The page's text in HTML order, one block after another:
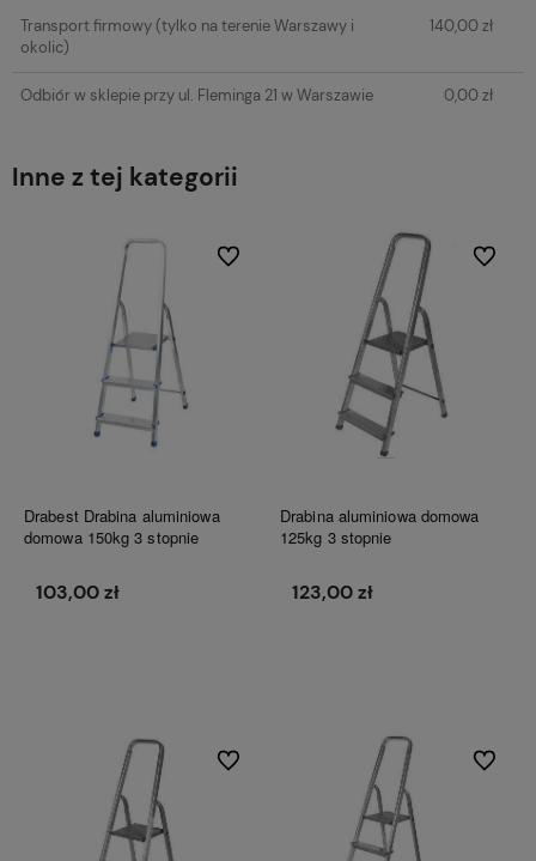
Transport firmowy(tylko na terenie Warszawy i
okolic)
140,00 zł
Odbiór w sklepie przy ul. Fleminga 21 w Warszawie 0,00 zł
Inne z tej kategorii
Drabest Drabina aluminiowa
domowa 150kg 3 stopnie
103,00 zł
Do ulubionych
Drabina aluminiowa domowa
125kg 3 stopnie
123,00 zł
Do
Do ulubionych Do